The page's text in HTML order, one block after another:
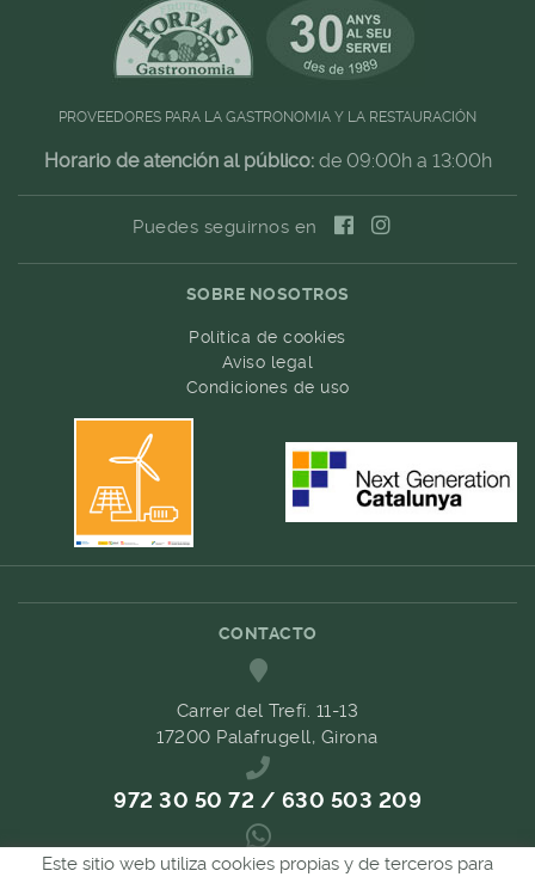
PROVEEDORES PARA LA GASTRONOMIA Y LA RESTAURACIÓN
Horario de atención al público:de 09:00h a 13:00h
Puedes seguirnos en
SOBRE NOSOTROS
Política de cookies
Aviso legal
Condiciones de uso
CONTACTO
Carrer del Trefí. 11-13
17200 Palafrugell, Girona
972 30 50 72 / 630 503 209
689 657 489
Este sitio web utiliza cookies propias y de terceros para